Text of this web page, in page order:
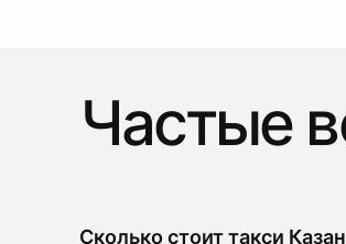
Частые
Сколько стоит такси